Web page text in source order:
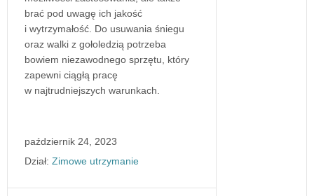
brać pod uwagę ich jakość
i wytrzymałość. Do usuwania śniegu
oraz walki z gołoledzią potrzeba
bowiem niezawodnego sprzętu, który
zapewni ciągłą pracę
w najtrudniejszych warunkach.
październik 24, 2023
Dział: Zimowe utrzymanie